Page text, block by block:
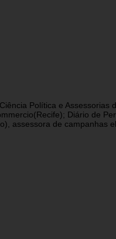
Política e
Diário de
assessora de campanhas